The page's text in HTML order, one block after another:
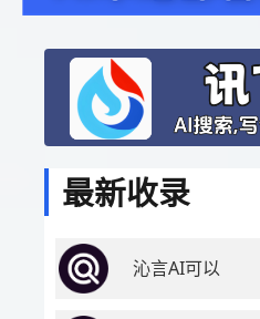
最新收录
沁言AI可以